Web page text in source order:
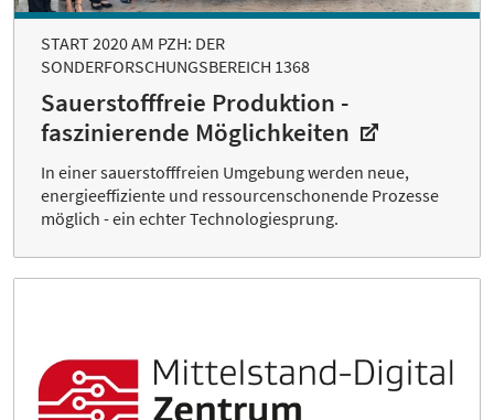
START 2020 AM PZH: DER
SONDERFORSCHUNGSBEREICH 1368
Sauerstofffreie Produktion -
faszinierende Möglichkeiten
In einer sauerstofffreien Umgebung werden neue,
energieeffiziente und ressourcenschonende Prozesse
möglich - ein echter Technologiesprung.